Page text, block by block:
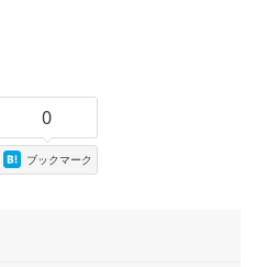
0
ブックマーク